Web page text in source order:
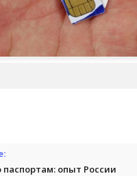
паспортам: опыт России